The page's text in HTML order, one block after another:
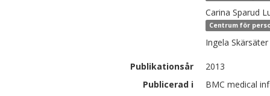
Carina Sparud
Centrum för
Ingela Skärsäter
Publikationsår
2013
Publicerad i
BMC medical